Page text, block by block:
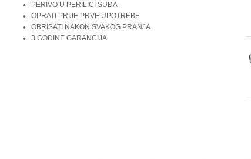
PERIVO U PERILICI SUĐA
OPRATI PRIJE PRVE UPOTREBE
OBRISATI NAKON SVAKOG PRANJA
3 GODINE GARANCIJA